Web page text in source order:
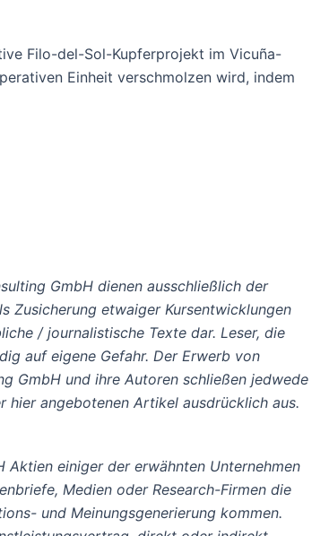
Filo-del-Sol-Kupferprojekt im Vicuña-
Einheit verschmolzen wird, indem
GmbH dienen ausschließlich der
Zusicherung etwaiger Kursentwicklungen
/ journalistische Texte dar. Leser, die
auf eigene Gefahr. Der Erwerb von
GmbH und ihre Autoren schließen jedwede
angebotenen Artikel ausdrücklich aus.
Aktien einiger der erwähnten Unternehmen
Medien oder Research-Firmen die
und Meinungsgenerierung kommen.